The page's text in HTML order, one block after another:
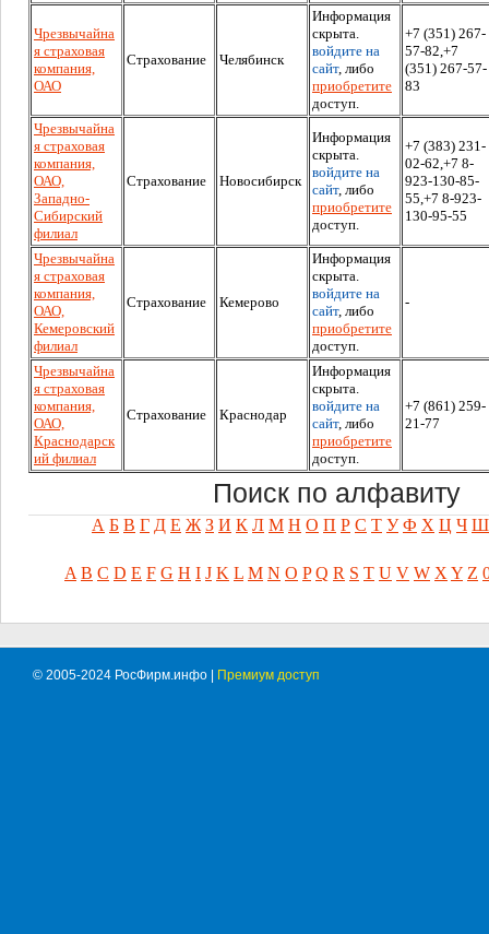
Чрезвычайна
я страховая
компания,
ОАО
Страхование Челябинск
Информация
скрыта.
войдите на
сайт, либо
приобретите
доступ.
+7 (351) 267-
57-82,+7
(351) 267-57-
83
Чрезвычайна
я страховая
компания,
ОАО,
Западно-
Сибирский
филиал
Страхование Новосибирск
Информация
скрыта.
войдите на
сайт, либо
приобретите
доступ.
+7 (383) 231-
02-62,+7 8-
923-130-85-
55,+7 8-923-
130-95-55
Чрезвычайна
я страховая
компания,
ОАО,
Кемеровский
филиал
Страхование Кемерово
Информация
скрыта.
войдите на
сайт, либо
приобретите
доступ.
-
Чрезвычайна
я страховая
компания,
ОАО,
Краснодарск
ий филиал
Страхование Краснодар
Информация
скрыта.
войдите на
сайт, либо
приобретите
доступ.
+7 (861) 259-
21-77
Поиск по алфавиту
А Б В Г Д Е Ж З И К Л М Н О П Р С Т У Ф Х Ц Ч Ш
A B C D E F G H I J K L M N O P Q R S T U V W X Y Z
© 2005-2024 РосФирм.инфо | Премиум доступ